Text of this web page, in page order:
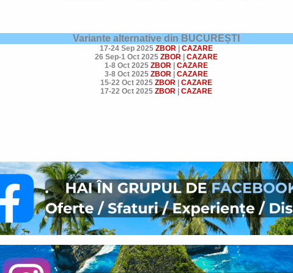
Variante alternative din BUCUREȘTI
17-24 Sep 2025 ZBOR | CAZARE
26 Sep-1 Oct 2025 ZBOR | CAZARE
1-8 Oct 2025 ZBOR | CAZARE
3-8 Oct 2025 ZBOR | CAZARE
15-22 Oct 2025 ZBOR | CAZARE
17-22 Oct 2025 ZBOR | CAZARE